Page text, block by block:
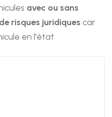
avec ou sans
risques juridiques car
en l'état